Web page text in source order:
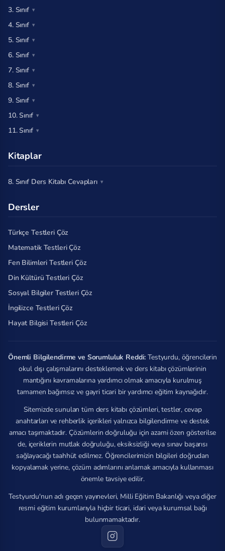
3. Sınıf
4. Sınıf
5. Sınıf
6. Sınıf
7. Sınıf
8. Sınıf
9. Sınıf
10. Sınıf
11. Sınıf
Kitaplar
8. Sınıf Ders Kitabı Cevapları
Dersler
Türkçe Testleri Çöz
Matematik Testleri Çöz
Fen Bilimleri Testleri Çöz
Din Kültürü Testleri Çöz
Sosyal Bilgiler Testleri Çöz
İngilizce Testleri Çöz
Hayat Bilgisi Testleri Çöz
Önemli Bilgilendirme ve Sorumluluk Reddi: Testyurdu, öğrencilerin
okul dışı çalışmalarını desteklemek ve ders kitabı çözümlerinin
mantığını kavramalarına yardımcı olmak amacıyla kurulmuş
tamamen bağımsız ve gayri ticari bir yardımcı eğitim kaynağıdır.
Sitemizde sunulan tüm ders kitabı çözümleri, testler, cevap
anahtarları ve rehberlik içerikleri yalnızca bilgilendirme ve destek
amacı taşımaktadır. Çözümlerin doğruluğu için azami özen gösterilse
de, içeriklerin mutlak doğruluğu, eksiksizliği veya sınav başarısı
sağlayacağı taahhüt edilmez. Öğrencilerimizin bilgileri doğrudan
kopyalamak yerine, çözüm adımlarını anlamak amacıyla kullanması
önemle tavsiye edilir.
Testyurdu'nun adı geçen yayınevleri, Milli Eğitim Bakanlığı veya diğer
resmi eğitim kurumlarıyla hiçbir ticari, idari veya kurumsal bağı
bulunmamaktadır.